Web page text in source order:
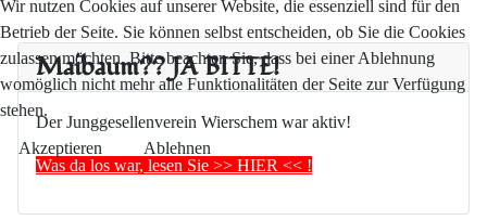
Maibaum?? JA BITTE!
Der Junggesellenverein Wierschem war aktiv!
Was da los war, lesen Sie >> HIER << !
Wir nutzen Cookies auf unserer Website, die essenziell sind für den
Betrieb der Seite. Sie können selbst entscheiden, ob Sie die Cookies
zulassen möchten. Bitte beachten Sie, dass bei einer Ablehnung
womöglich nicht mehr alle Funktionalitäten der Seite zur Verfügung
stehen.
Akzeptieren Ablehnen